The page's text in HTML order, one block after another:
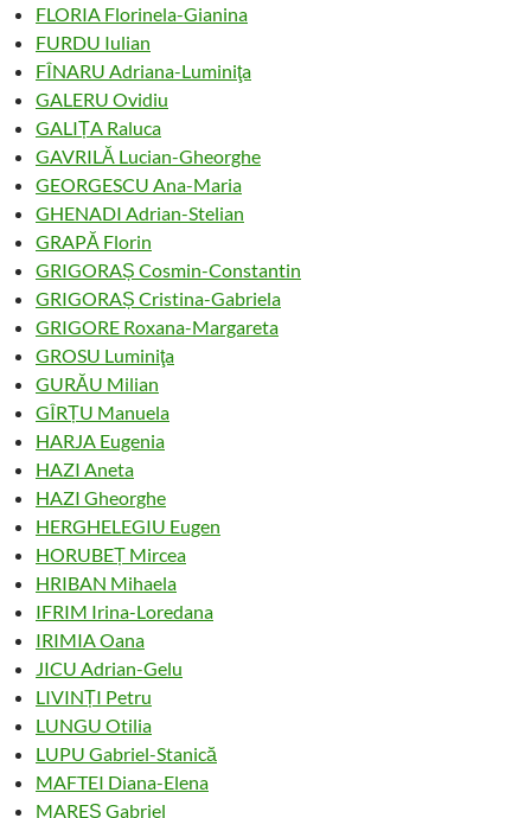
FLORIA Florinela-Gianina
FURDU Iulian
FÎNARU Adriana-Luminiţa
GALERU Ovidiu
GALIȚA Raluca
GAVRILĂ Lucian-Gheorghe
GEORGESCU Ana-Maria
GHENADI Adrian-Stelian
GRAPĂ Florin
GRIGORAȘ Cosmin-Constantin
GRIGORAȘ Cristina-Gabriela
GRIGORE Roxana-Margareta
GROSU Luminiţa
GURĂU Milian
GÎRȚU Manuela
HARJA Eugenia
HAZI Aneta
HAZI Gheorghe
HERGHELEGIU Eugen
HORUBEȚ Mircea
HRIBAN Mihaela
IFRIM Irina-Loredana
IRIMIA Oana
JICU Adrian-Gelu
LIVINȚI Petru
LUNGU Otilia
LUPU Gabriel-Stanică
MAFTEI Diana-Elena
MAREȘ Gabriel